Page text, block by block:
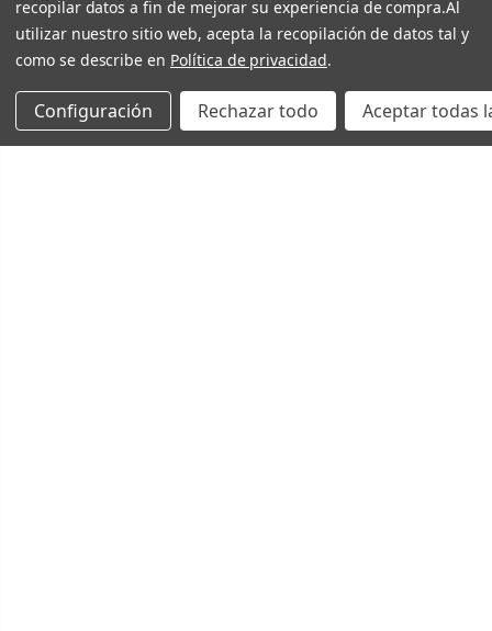
recopilar datos a fin de mejorar su experiencia de compra.Al
utilizar nuestro sitio web, acepta la recopilación de datos tal y
como se describe en Política de privacidad.
Configuración Rechazar todo Aceptar todas